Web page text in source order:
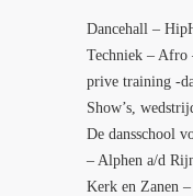
Dancehall –
Techniek – Afro
prive training -
Show’s,
De dansschool
– Alphen a/d
Kerk en Zanen